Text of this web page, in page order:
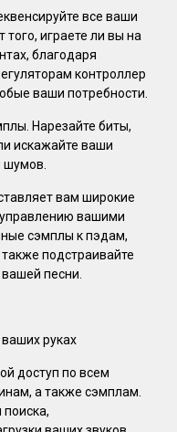
все ваши
играете ли вы на
благодаря
контроллер
ваши потребности.
Нарезайте биты,
искажайте ваши
шумов.
вам широкие
вашими
сэмплы к пэдам,
подстраивайте
песни.
руках
доступ по всем
а также сэмплам.
поиска,